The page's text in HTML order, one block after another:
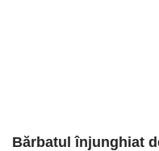
Bărbatul înjunghiat